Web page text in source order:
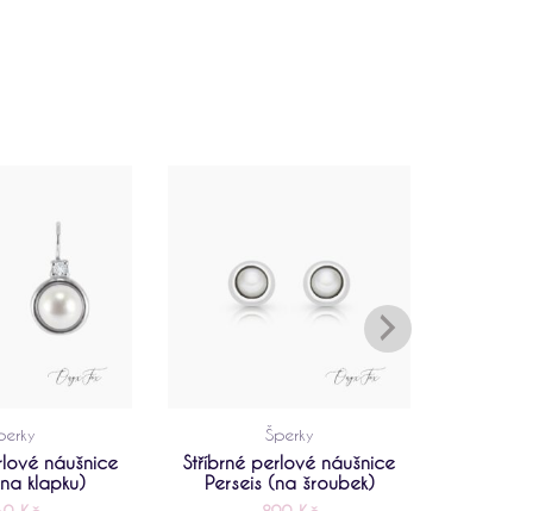
náušnice
klapku)
Šperky
Stříbrné perlové náušnice
Perseis (na šroubek)